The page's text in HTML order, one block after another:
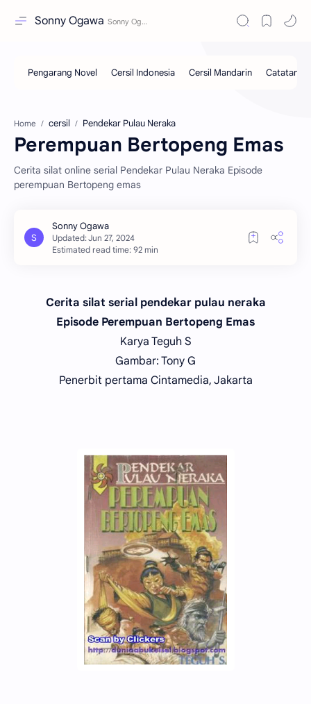
Sonny Ogawa
Home cersil Pendekar Pulau Neraka
Perempuan Bertopeng Emas
Cerita silat online serial Pendekar Pulau Neraka Episode
perempuan Bertopeng emas
Estimated read time: 92 min
Cerita silat serial pendekar pulau neraka
Episode Perempuan Bertopeng Emas
Karya Teguh S
Gambar: Tony G
Penerbit pertama Cintamedia, Jakarta